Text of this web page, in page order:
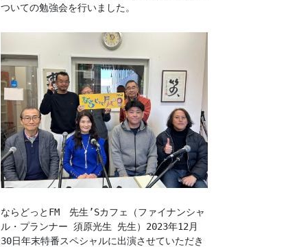
ついての勉強会を行いました。
ならどっとFM　先生’Sカフェ（ファイナンシャ
ル・プランナー 須原光生 先生）2023年12月
30日年末特番スペシャルに出演させていただき